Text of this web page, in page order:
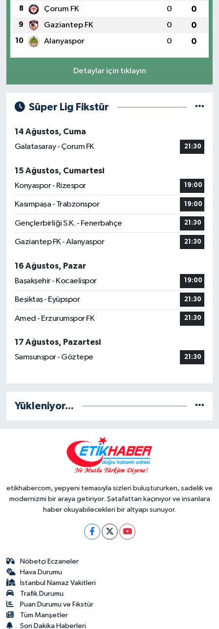
8 Çorum FK 0 0
9 Gaziantep FK 0 0
10 Alanyaspor 0 0
Detaylar için tıklayın
Süper Lig Fikstür
14 Ağustos, Cuma
Galatasaray - Çorum FK
21:30
15 Ağustos, Cumartesi
Konyaspor - Rizespor
19:00
Kasımpaşa - Trabzonspor 19:00
Gençlerbirliği S.K. - Fenerbahçe 21:30
Gaziantep FK - Alanyaspor 21:30
16 Ağustos, Pazar
Başakşehir - Kocaelispor
19:00
Beşiktaş - Eyüpspor 21:30
Amed - Erzurumspor FK 21:30
17 Ağustos, Pazartesi
Samsunspor - Göztepe
21:30
Yükleniyor...
etikhabercom, yepyeni temasıyla sizleri buluştururken, sadelik ve
modernizmi bir araya getiriyor. Şatafattan kaçınıyor ve insanlara
haber okuyabilecekleri bir altyapı sunuyor.
Nöbetçi Eczaneler
Hava Durumu
İstanbul Namaz Vakitleri
Trafik Durumu
Puan Durumu ve Fikstür
Tüm Manşetler
Son Dakika Haberleri